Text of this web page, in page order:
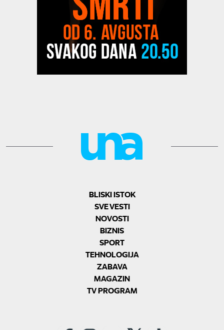
BLISKI ISTOK
SVE VESTI
NOVOSTI
BIZNIS
SPORT
TEHNOLOGIJA
ZABAVA
MAGAZIN
TV PROGRAM